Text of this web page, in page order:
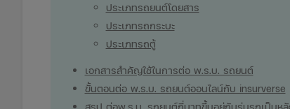
ประเภทรถยนต์โดยสาร
ประเภทรถกระบะ
ประเภทรถตู้
เอกสารสำคัญใช้ในการต่อ พ.ร.บ. รถยนต์
ขั้นตอนต่อ พ.ร.บ. รถยนต์ออนไลน์กับ insurverse